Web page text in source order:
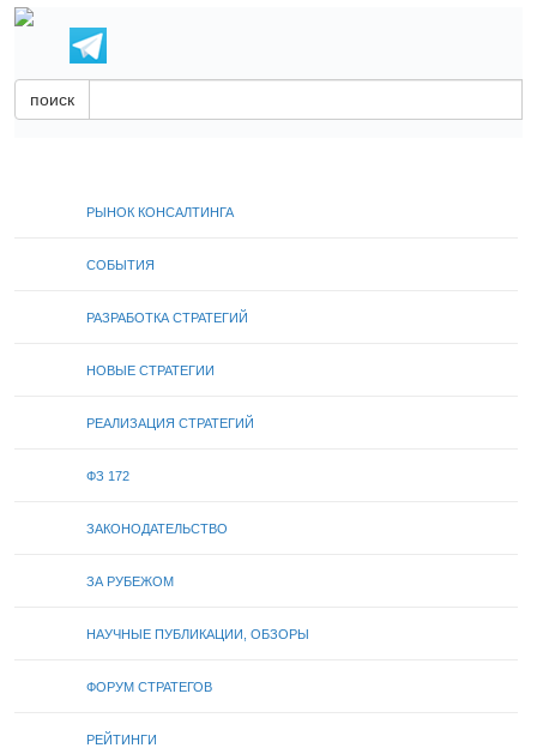
поиск
РЫНОК КОНСАЛТИНГА
СОБЫТИЯ
РАЗРАБОТКА СТРАТЕГИЙ
НОВЫЕ СТРАТЕГИИ
РЕАЛИЗАЦИЯ СТРАТЕГИЙ
ФЗ 172
ЗАКОНОДАТЕЛЬСТВО
ЗА РУБЕЖОМ
НАУЧНЫЕ ПУБЛИКАЦИИ, ОБЗОРЫ
ФОРУМ СТРАТЕГОВ
РЕЙТИНГИ